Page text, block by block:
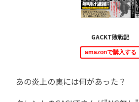
GACKT敗戦記
amazonで購入する
あの炎上の裏には何があった？